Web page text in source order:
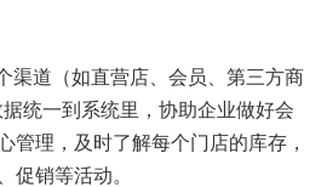
渠道（如直营店、会员、第三方商
统一到系统里，协助企业做好会
管理，及时了解每个门店的库存，
促销等活动。